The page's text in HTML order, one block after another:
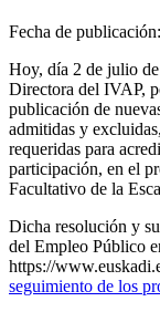
Fecha de publicación:
Hoy, día 2 de julio
Directora del IVAP,
publicación de
admitidas y
requeridas para
participación, en el
Facultativo de la
Dicha resolución y
del Empleo Público
https://
seguimiento de los